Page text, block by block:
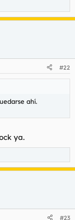
#22
ahí.
ya.
#23